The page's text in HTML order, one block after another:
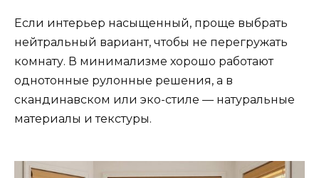
Если интерьер насыщенный, проще выбрать
нейтральный вариант, чтобы не перегружать
комнату. В минимализме хорошо работают
однотонные рулонные решения, а в
скандинавском или эко-стиле — натуральные
материалы и текстуры.